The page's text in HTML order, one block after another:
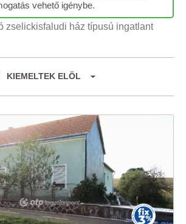
vehető igénybe.
zselickisfaludi ház típusú ingatlant
KIEMELTEK ELÖL